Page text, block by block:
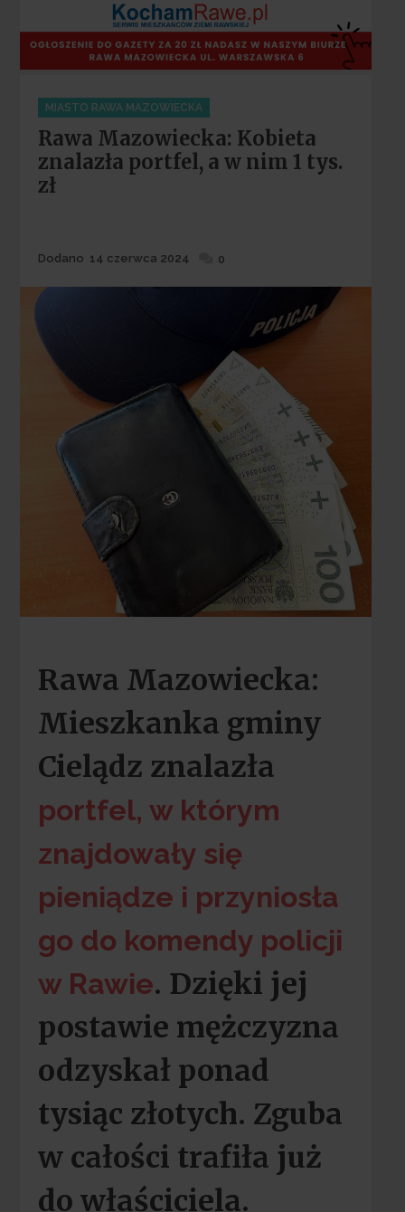
Categories
MIASTO RAWA MAZOWIECKA
Rawa Mazowiecka: Kobieta
znalazła portfel, a w nim 1 tys.
zł
Dodane
Dodano 14 czerwca 2024 0
Rawa Mazowiecka:
Mieszkanka gminy
Cielądz znalazła
portfel, w którym
znajdowały się
pieniądze i przyniosła
go do komendy policji
w Rawie. Dzięki jej
postawie mężczyzna
odzyskał ponad
tysiąc złotych. Zguba
w całości trafiła już
do właściciela.